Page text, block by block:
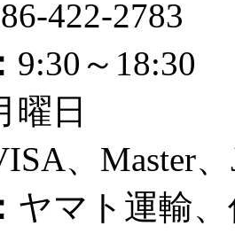
422-2783
9:30～18:30
曜日
、Master
ヤマト運輸